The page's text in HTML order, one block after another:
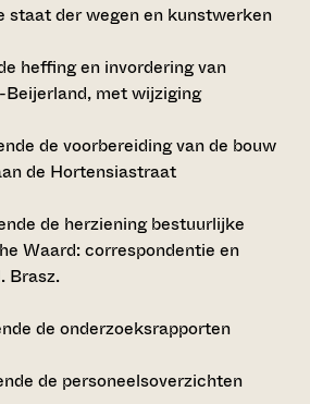
staat der wegen en kunstwerken
heffing en invordering van
met wijziging
de voorbereiding van de bouw
de Hortensiastraat
de herziening bestuurlijke
Waard: correspondentie en
Brasz.
de onderzoeksrapporten
de personeelsoverzichten